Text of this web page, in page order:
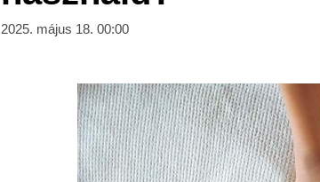
2025. május 18. 00:00